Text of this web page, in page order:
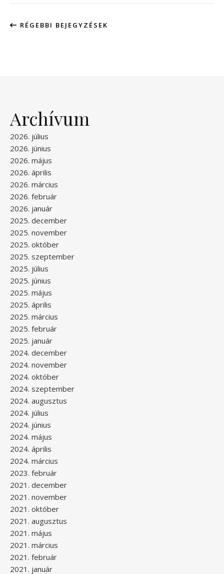
RÉGEBBI BEJEGYZÉSEK
Archívum
2026. július
2026. június
2026. május
2026. április
2026. március
2026. február
2026. január
2025. december
2025. november
2025. október
2025. szeptember
2025. július
2025. június
2025. május
2025. április
2025. március
2025. február
2025. január
2024. december
2024. november
2024. október
2024. szeptember
2024. augusztus
2024. július
2024. június
2024. május
2024. április
2024. március
2023. február
2021. december
2021. november
2021. október
2021. augusztus
2021. május
2021. március
2021. február
2021. január